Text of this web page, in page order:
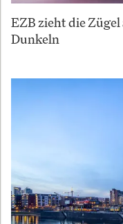
EZB zieht die
Dunkeln